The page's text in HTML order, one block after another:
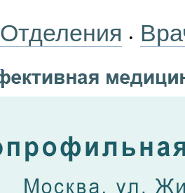
Отделения •